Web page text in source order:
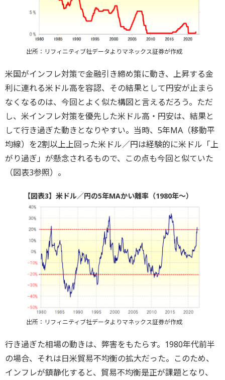
出所：リフィニティブ社データよりマネックス証券が作成
米国がインフレ対策で金融引き締め策に動き、上昇する金
利に連れる米ドル高を容認、その結果として円安が止まら
なくなるのは、今回とよく似た構図と言えるだろう。ただ
し、米インフレ対策を優先した米ドル高・円安は、結果と
して行き過ぎた動きとなりやすい。当時、5年MA（移動平
均線）を2割以上上回った米ドル／円は経験的に米ドル「上
がり過ぎ」が懸念されるもので、この点も今回と似ていた
（図表3参照）。
【図表3】米ドル／円の5年MAかい離率（1980年～）
出所：リフィニティブ社データよりマネックス証券が作成
行き過ぎた相場の動きは、弊害をもたらす。1980年代前半
の場合、それは日米貿易不均衡の拡大だった。このため、
インフレが鎮静化すると、貿易不均衡是正が課題となり、